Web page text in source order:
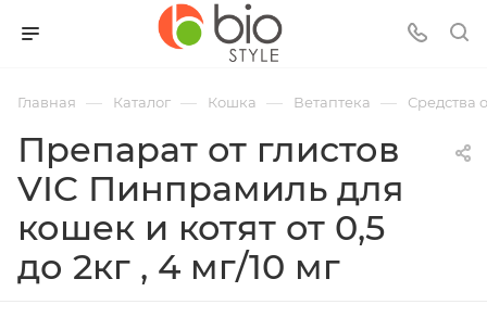
Главная — Каталог — Кошка — Ветаптека — Средства
Препарат от глистов
VIC Пинпрамиль для
кошек и котят от 0,5
до 2кг , 4 мг/10 мг